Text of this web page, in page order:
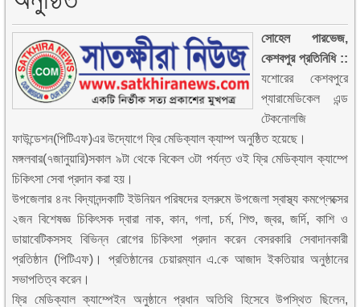
সোহেল পারভেজ,
কেশবপুর প্রতিনিধি ::
যশোরের কেশবপুরে
প্যারামেডিকেল এন্ড
টেকনোলজি
ফাউন্ডেশন(পিটিএফ)এর উদ্যোগে ফ্রি মেডিক্যাল ক্যাম্প অনুষ্ঠিত হয়েছে।
মঙ্গলবার(৭জানুয়ারি)সকাল ৯টা থেকে বিকেল ৩টা পর্যন্ত ওই ফ্রি মেডিক্যাল ক্যাম্পে
চিকিৎসা সেবা প্রদান করা হয়।
উপজেলার ৪নং বিদ্যানন্দকাটি ইউনিয়ন পরিষদের হলরুমে উপজেলা স্বাস্থ্য কমপ্লেক্সের
২জন বিশেষজ্ঞ চিকিৎসক দ্বারা নাক, কান, গলা, চর্ম, শিশু, জ্বর, জর্দি, কাশি ও
ডায়াবেটিকসসহ বিভিন্ন রোগের চিকিৎসা প্রদান করেন বেসরকারি সেবাদানকারী
প্রতিষ্ঠান (পিটিএফ)। প্রতিষ্ঠানের চেয়ারম্যান এ.কে আজাদ ইকতিয়ার অনুষ্ঠানের
সভাপতিত্ব করেন।
ফ্রি মেডিক্যাল ক্যাম্পেইন অনুষ্ঠানে প্রধান অতিথি হিসেবে উপস্থিত ছিলেন,